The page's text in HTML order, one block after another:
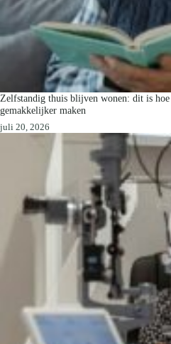
Zelfstandig thuis blijven wonen: dit is
gemakkelijker maken
juli 20, 2026